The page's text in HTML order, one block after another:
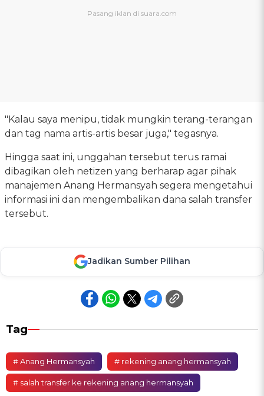
"Kalau saya menipu, tidak mungkin terang-terangan
dan tag nama artis-artis besar juga," tegasnya.
Hingga saat ini, unggahan tersebut terus ramai
dibagikan oleh netizen yang berharap agar pihak
manajemen Anang Hermansyah segera mengetahui
informasi ini dan mengembalikan dana salah transfer
tersebut.
Jadikan Sumber Pilihan
Tag
# Anang Hermansyah # rekening anang hermansyah
# salah transfer ke rekening anang hermansyah